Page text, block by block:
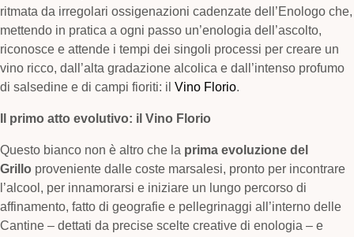
ritmata da irregolari ossigenazioni cadenzate dell’Enologo che,
mettendo in pratica a ogni passo un’enologia dell’ascolto,
riconosce e attende i tempi dei singoli processi per creare un
vino ricco, dall’alta gradazione alcolica e dall’intenso profumo
di salsedine e di campi fioriti: il Vino Florio.
Il primo atto evolutivo: il Vino Florio
Questo bianco non è altro che la prima evoluzione del
Grillo proveniente dalle coste marsalesi, pronto per incontrare
l’alcool, per innamorarsi e iniziare un lungo percorso di
affinamento, fatto di geografie e pellegrinaggi all’interno delle
Cantine – dettati da precise scelte creative di enologia – e